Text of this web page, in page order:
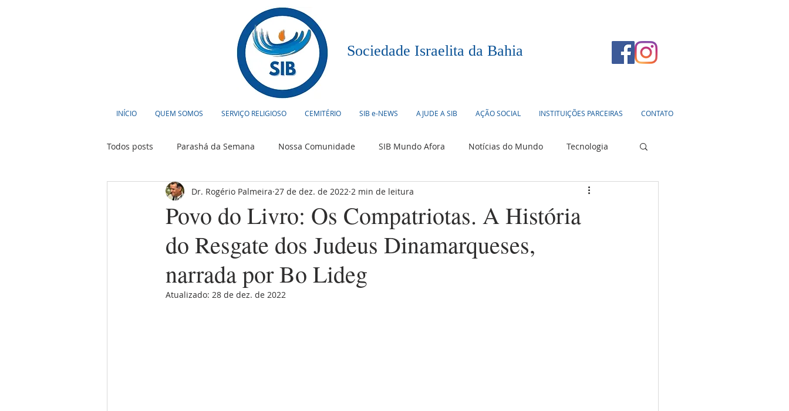
Sociedade Israelita da Bahia
INÍCIO QUEM SOMOS SERVIÇO RELIGIOSO CEMITÉRIO SIB e-NEWS AJUDE A SIB AÇÃO SOCIAL INSTITUIÇÕES PARCEIRAS CONTATO
Todos posts Parashá da Semana Nossa Comunidade SIB Mundo Afora Notícias do Mundo Tecnologia
Curiosidades Turismo Humor Judaico Culinária
Povo do Livro: Os Compatriotas. A História
do Resgate dos Judeus Dinamarqueses,
narrada por Bo Lideg
Dr. Rogério Palmeira 27 de dez. de 2022 2 min de leitura
Atualizado: 28 de dez. de 2022